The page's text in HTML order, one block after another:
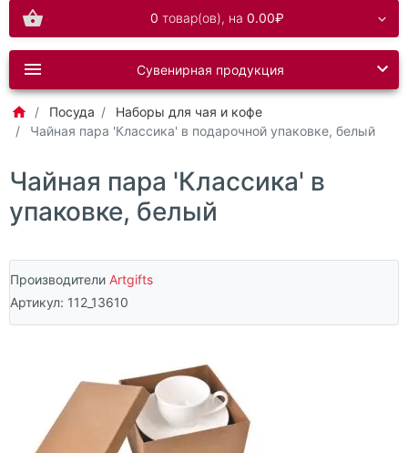
0 товар(ов), на 0.00₽
Сувенирная продукция
Посуда
Наборы для чая и кофе
Чайная пара 'Классика' в подарочной упаковке, белый
Чайная пара 'Классика' в
упаковке, белый
Производители Artgifts
Артикул: 112_13610